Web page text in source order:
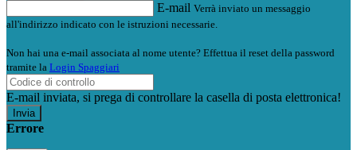
E-mail Verrà inviato un messaggio
all'indirizzo indicato con le istruzioni necessarie.
Non hai una e-mail associata al nome utente? Effettua il reset della password
tramite la Login Spaggiari
E-mail inviata, si prega di controllare la casella di posta elettronica!
Errore